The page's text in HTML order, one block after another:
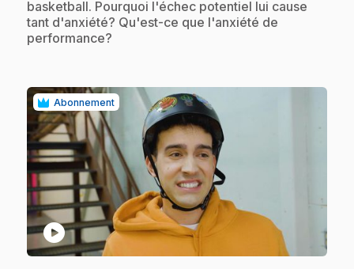
basketball. Pourquoi l'échec potentiel lui cause
tant d'anxiété? Qu'est-ce que l'anxiété de
performance?
Abonnement
play_circle